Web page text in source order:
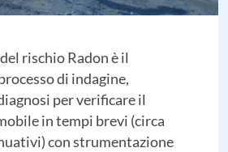
rischio Radon è il
di indagine,
per verificare il
in tempi brevi (circa
con strumentazione